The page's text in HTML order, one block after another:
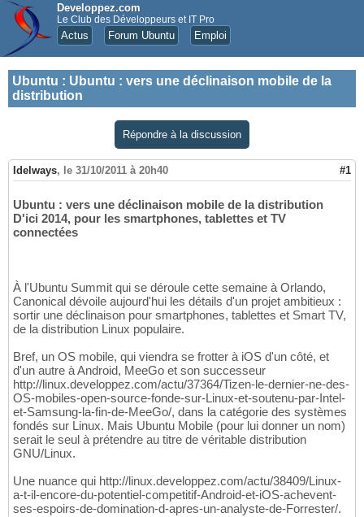
Developpez.com
Le Club des Développeurs et IT Pro
Actus Forum Ubuntu Emploi
Ubuntu : Ubuntu : vers une déclinaison mobile de la
distribution
Répondre à la discussion
Idelways, le 31/10/2011 à 20h40 #1
Ubuntu : vers une déclinaison mobile de la distribution
D'ici 2014, pour les smartphones, tablettes et TV
connectées
À l'Ubuntu Summit qui se déroule cette semaine à Orlando,
Canonical dévoile aujourd'hui les détails d'un projet ambitieux :
sortir une déclinaison pour smartphones, tablettes et Smart TV,
de la distribution Linux populaire.
Bref, un OS mobile, qui viendra se frotter à iOS d'un côté, et
d'un autre à Android, MeeGo et son successeur
http://linux.developpez.com/actu/37364/Tizen-le-dernier-ne-des-
OS-mobiles-open-source-fonde-sur-Linux-et-soutenu-par-Intel-
et-Samsung-la-fin-de-MeeGo/, dans la catégorie des systèmes
fondés sur Linux. Mais Ubuntu Mobile (pour lui donner un nom)
serait le seul à prétendre au titre de véritable distribution
GNU/Linux.
Une nuance qui http://linux.developpez.com/actu/38409/Linux-
a-t-il-encore-du-potentiel-competitif-Android-et-iOS-achevent-
ses-espoirs-de-domination-d-apres-un-analyste-de-Forrester/.